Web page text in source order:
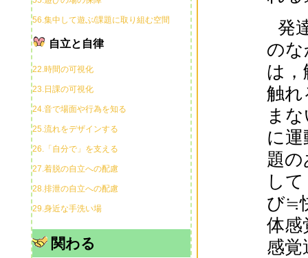
56.集中して遊ぶ/課題に取り組む空間
自立と自律
22.時間の可視化
23.日課の可視化
24.音で場面や行為を知る
25.流れをデザインする
26.「自分で」を支える
27.着脱の自立への配慮
28.排泄の自立への配慮
29.身近な手洗い場
関わる
発
のな
は，
触れ
ま
に
題
し
び≒
体感
感覚